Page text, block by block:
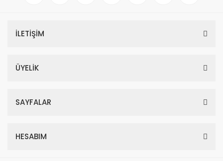
İLETİŞİM
ÜYELİK
SAYFALAR
HESABIM